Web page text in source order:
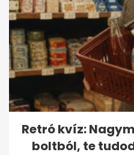
Retró kvíz:
boltból, te